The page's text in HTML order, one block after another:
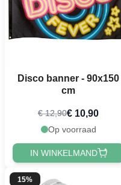
Disco banner - 90x150
cm
€ 12,90€ 10,90
Op voorraad
IN WINKELMAND
15%